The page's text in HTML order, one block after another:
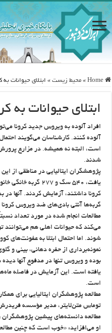
Home
» محيط زيست » ابتلای حیوانات به
ابتلای حیوانات به
افراد آلوده به ویروس جدید کرونا
آلوده کنند. کارشناسان می‌گویند
است، البته نه همیشه. در مزارع
شدند.
پژوهشگران ایتالیایی در مناطقی از
یافت، ۵۴۰ سگ و ۲۷۷
گربه‌ها آنتی بادی‌های ضد ویروس کرونا
مطالعات انجام شده در مورد تعداد
می‌کند که حیوانات اهلی هم می‌توانند
شوند. اما احتمال ابتلا به عفونت‌های کووید ۱۹ در این حیوانات
نمونه‌برداری از حفره دهانی، بینی و
بوده و ویروس تنها در مدفوع آنها
است.
مطالعه پژوهشگران ایتالیایی برای
توماس متن‌لایتر، مدیر مؤسسه فریدرش
مطالعه دانسته‌های پیشین پژوهشگران
او می‌افزاید: «خوب است که چنین